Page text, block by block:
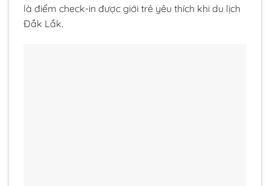
là điểm check-in được giới trẻ yêu thích khi du lịch
Đắk Lắk.